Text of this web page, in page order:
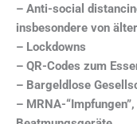
– Anti-social
insbesondere von
– Lockdowns
– QR-Codes zum
– Bargeldlose
– MRNA-